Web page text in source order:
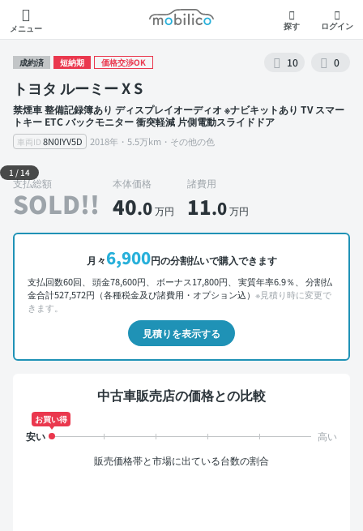
メニュー
モビリコ
探す ログイン
成約済 短納期 価格交渉OK 10 0
トヨタ ルーミー X S
禁煙車 整備記録簿あり ディスプレイオーディオ ※ナビキットあり TV スマー
トキー ETC バックモニター 衝突軽減 片側電動スライドドア
車両ID 8N0IYV5D 2018年・5.5万km・その他の色
外装 左前
1 /14
支払総額
SOLD!!
本体価格
40.0万円
諸費用
11.0万円
月々6,900円の分割払いで購入できます
支払回数60回、 頭金78,600円、 ボーナス17,800円、 実質年率6.9％、 分割払
金合計527,572円（各種税金及び諸費用・オプション込） ※見積り時に変更で
きます。
見積りを表示する
中古車販売店の価格との比較
お買い得
販売価格帯と市場に出ている台数の割合